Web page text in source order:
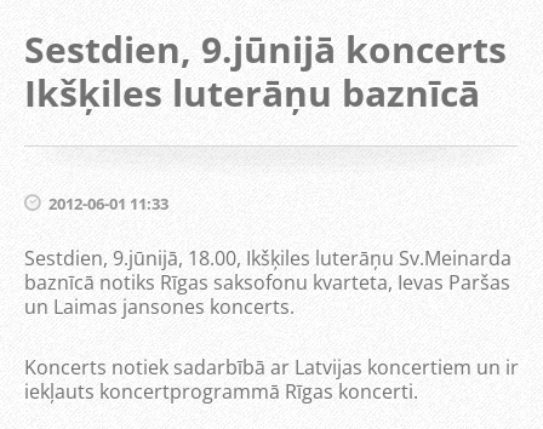
Sestdien, 9.jūnijā koncerts
Ikšķiles luterāņu baznīcā
2012-06-01 11:33
Sestdien, 9.jūnijā, 18.00, Ikšķiles luterāņu Sv.Meinarda
baznīcā notiks Rīgas saksofonu kvarteta, Ievas Paršas
un Laimas jansones koncerts.
Koncerts notiek sadarbībā ar Latvijas koncertiem un ir
iekļauts koncertprogrammā Rīgas koncerti.